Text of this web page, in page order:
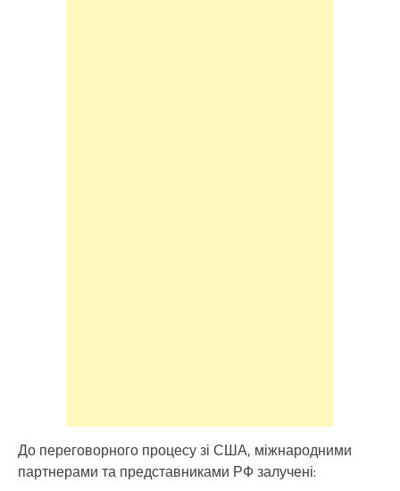
До переговорного процесу зі США, міжнародними
партнерами та представниками РФ залучені: